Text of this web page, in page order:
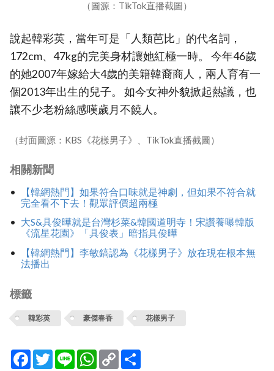
（圖源：TikTok直播截圖）
說起韓彩英，當年可是「人類芭比」的代名詞，
172cm、47kg的完美身材讓她紅極一時。 今年46歲
的她2007年嫁給大4歲的美籍韓裔商人，兩人育有一
個2013年出生的兒子。 如今女神外貌掀起熱議，也
讓不少老粉絲感嘆歲月不饒人。
（封面圖源：KBS《花樣男子》、TikTok直播截圖）
相關新聞
【韓網熱門】如果符合口味就是神劇，但如果不符合就
完全看不下去！觀眾評價超兩極
大S&具俊曄就是台灣杉菜&韓國道明寺！宋讚養曝韓版
《流星花園》「具俊表」暗指具俊曄
【韓網熱門】李敏鎬認為《花樣男子》放在現在根本無
法播出
標籤
韓彩英 豪傑春香 花樣男子
Facebook
TwitterLine WhatsApp
Copy
Link